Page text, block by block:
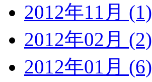
2012年11月 (1)
2012年02月 (2)
2012年01月 (6)